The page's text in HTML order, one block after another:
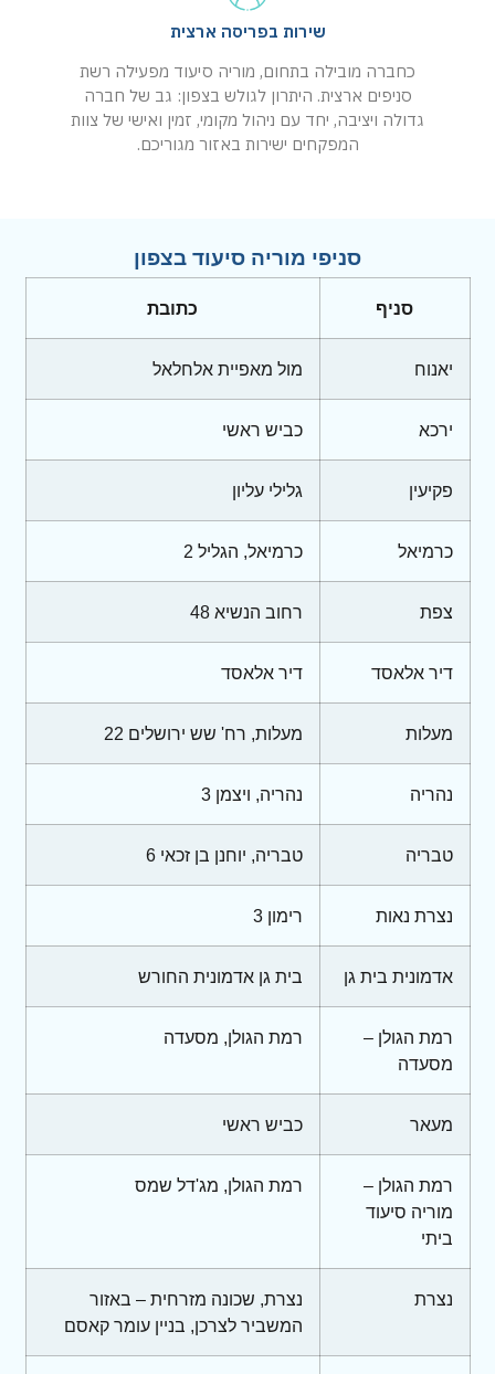
שירות בפריסה ארצית
כחברה מובילה בתחום, מוריה סיעוד מפעילה רשת
סניפים ארצית. היתרון לגולש בצפון: גב של חברה
גדולה ויציבה, יחד עם ניהול מקומי, זמין ואישי של צוות
המפקחים ישירות באזור מגוריכם.
סניפי מוריה סיעוד בצפון
סניף כתובת
יאנוח מול מאפיית אלחלאל
ירכא כביש ראשי
פקיעין גלילי עליון
כרמיאל כרמיאל, הגליל 2
צפת רחוב הנשיא 48
דיר אלאסד דיר אלאסד
מעלות מעלות, רח' שש ירושלים 22
נהריה נהריה, ויצמן 3
טבריה טבריה, יוחנן בן זכאי 6
נצרת נאות רימון 3
אדמונית בית גן בית גן אדמונית החורש
רמת הגולן –
מסעדה
רמת הגולן, מסעדה
מעאר כביש ראשי
רמת הגולן –
מוריה סיעוד
ביתי
רמת הגולן, מג'דל שמס
נצרת
נצרת, שכונה מזרחית – באזור
המשביר לצרכן, בניין עומר קאסם